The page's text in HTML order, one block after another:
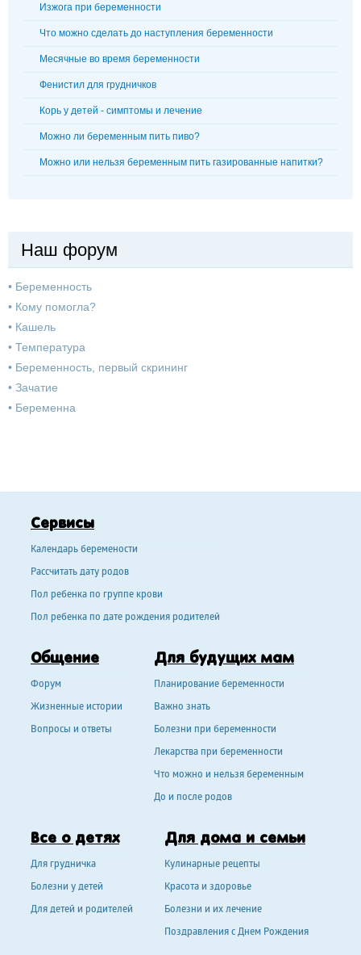
Изжога при беременности
Что можно сделать до наступления беременности
Месячные во время беременности
Фенистил для грудничков
Корь у детей - симптомы и лечение
Можно ли беременным пить пиво?
Можно или нельзя беременным пить газированные напитки?
Наш форум
• Беременность
• Кому помогла?
• Кашель
• Температура
• Беременность, первый скрининг
• Зачатие
• Беременна
Сервисы
Календарь беремености
Рассчитать дату родов
Пол ребенка по группе крови
Пол ребенка по дате рождения родителей
Общение
Форум
Жизненные истории
Вопросы и ответы
Для будущих мам
Планирование беременности
Важно знать
Болезни при беременности
Лекарства при беременности
Что можно и нельзя беременным
До и после родов
Все о детях
Для грудничка
Болезни у детей
Для детей и родителей
Для дома и семьи
Кулинарные рецепты
Красота и здоровье
Болезни и их лечение
Поздравления с Днем Рождения